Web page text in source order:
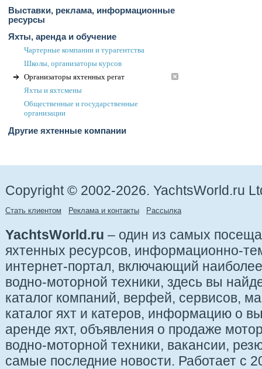
Выставки, реклама, информационные
ресурсы
Яхты, аренда и обучение
Чартерные компании и турагентства
Школы, организаторы курсов
Организаторы яхтенных регат
Яхты и яхтсмены
Общественные и государственные
организации
Другие яхтенные компании
Copyright © 2002-2026. YachtsWorld.ru
Стать клиентом Реклама и контакты Рассылка
YachtsWorld.ru – один из самых
яхтенных ресурсов, информационно-
интернет-портал, включающий
водно-моторной техники, здесь вы
каталог компаний, верфей, сервисов,
каталог яхт и катеров, информацию о
аренде яхт, объявления о продаже
водно-моторной техники, вакансии,
самые последние новости. Работает с